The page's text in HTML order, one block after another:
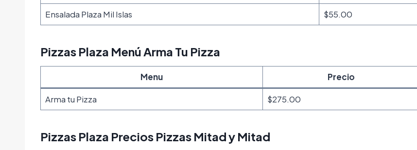
Ensalada Plaza Mil Islas
$55.00
Pizzas Plaza Menú Arma Tu Pizza
Menu Precio
Arma tu Pizza $275.00
Pizzas Plaza Precios Pizzas Mitad y Mitad